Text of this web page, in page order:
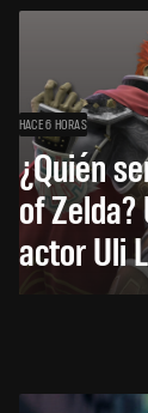
HACE 6 HORAS
¿Quién
of
actor Uli